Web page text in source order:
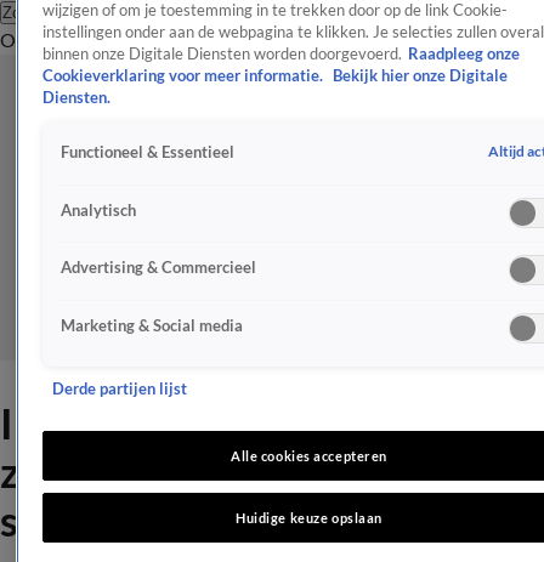
Zoeken
OverzichtEntertainmentSpraakmakendRealityCrimeVideo's
Irene Schouten over heftige
zwangerschap: 'Hij zag me
strijden'
wijzigen of om je toestemming in te trekken door op de link Cookie-
instellingen onder aan de webpagina te klikken. Je selecties zullen overal
binnen onze Digitale Diensten worden doorgevoerd. Raadpleeg onze
Cookieverklaring voor meer informatie.
Bekijk hier onze Digitale
Diensten.
Functioneel & Essentieel Altijd
Analytisch
Advertising & Commercieel
Marketing & Social media
Derde partijen lijst
Alle cookies accepteren
Huidige keuze opslaan